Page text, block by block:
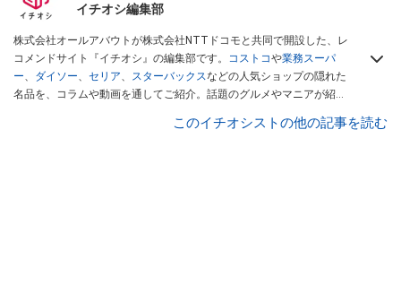
イチオシ編集部
株式会社オールアバウトが株式会社NTTドコモと共同で開設した、レ
コメンドサイト『イチオシ』の編集部です。 コストコや業務スーパ
ー、 ダイソー、 セリア、 スターバックスなどの人気ショップの隠れた
名品を、コラムや動画を通してご紹介。話題のグルメやマニアが紹介
インフルエンサーが実際に使用してレビューしています。毎日トレン
このイチオシストの他の記事を読む